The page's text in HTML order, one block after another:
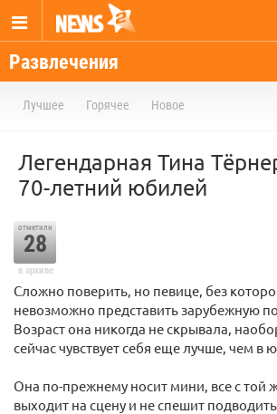
Развлечения
Лучшее Горячее Новое
Легендарная Тина
70-летний юбилей
отметили
28
в архиве
Сложно поверить, но певице, без
невозможно представить зарубежную
Возраст она никогда не скрывала,
сейчас чувствует себя еще лучше, чем в
Она по-прежнему носит мини, все с той
выходит на сцену и не спешит